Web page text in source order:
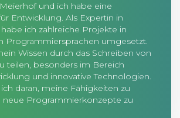
und ich habe eine
Entwicklung. Als Expertin in
ich zahlreiche Projekte in
Programmiersprachen umgesetzt.
Wissen durch das Schreiben von
teilen, besonders im Bereich
und innovative Technologien.
daran, meine Fähigkeiten zu
neue Programmierkonzepte zu